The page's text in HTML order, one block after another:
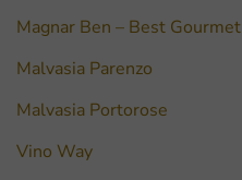
Magnar Ben – Best Gourmet
Malvasia Parenzo
Malvasia Portorose
Vino Way